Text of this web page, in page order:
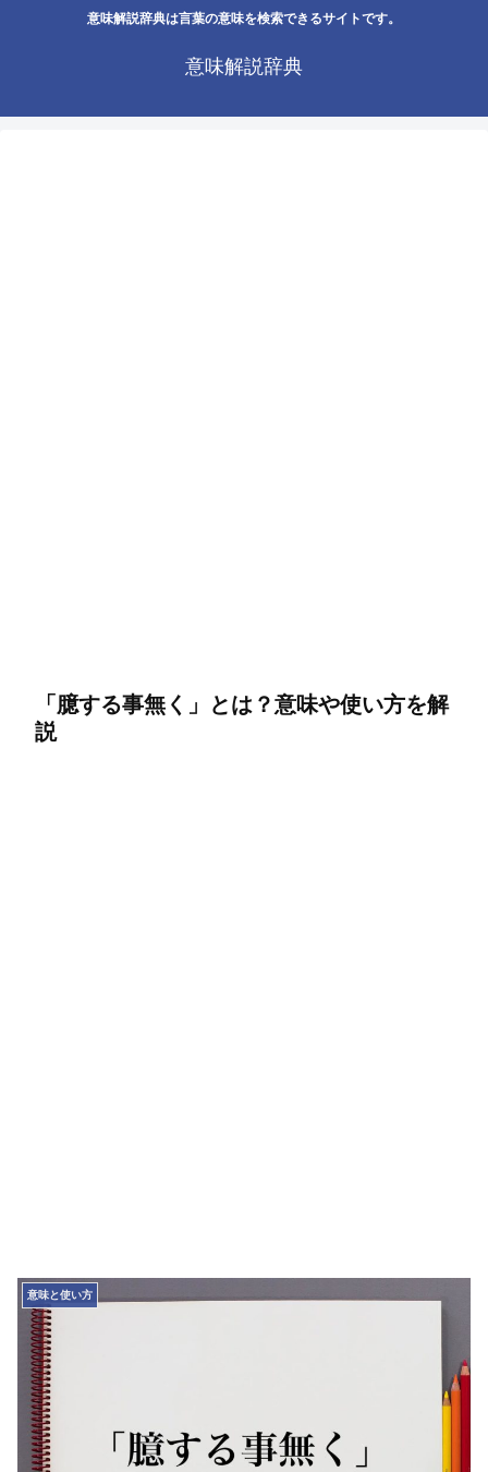
意味解説辞典は言葉の意味を検索できるサイトです。
意味解説辞典
「臆する事無く」とは？意味や使い方を解
説
意味と使い方